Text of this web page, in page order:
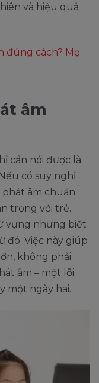
và hiệu quả
đúng cách? Mẹ
âm
cần nói được là
có suy nghĩ
phát âm chuẩn
trọng với trẻ.
vựng nhưng biết
đó. Việc này giúp
không phải
âm – một lỗi
một ngày hai.